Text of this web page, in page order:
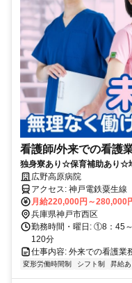
看護師/外来での看護
独身寮あり☆保育補助あり☆
おり子育てに理解のある病院
広野高原病院
アクセス: 神戸電
月給220,000円～280,000
兵庫県神戸市西区
勤務時間・曜日: ①8：45
120分
仕事内容: 外来での看護業
変形労働時間制 シフト制 昇給あ